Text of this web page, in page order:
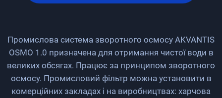
Промислова система зворотного осмосу AKVANTIS
OSMO 1.0 призначена для отримання чистої води в
великих обсягах. Працює за принципом зворотного
осмосу. Промисловий фільтр можна установити в
комерційних закладах і на виробництвах: харчова